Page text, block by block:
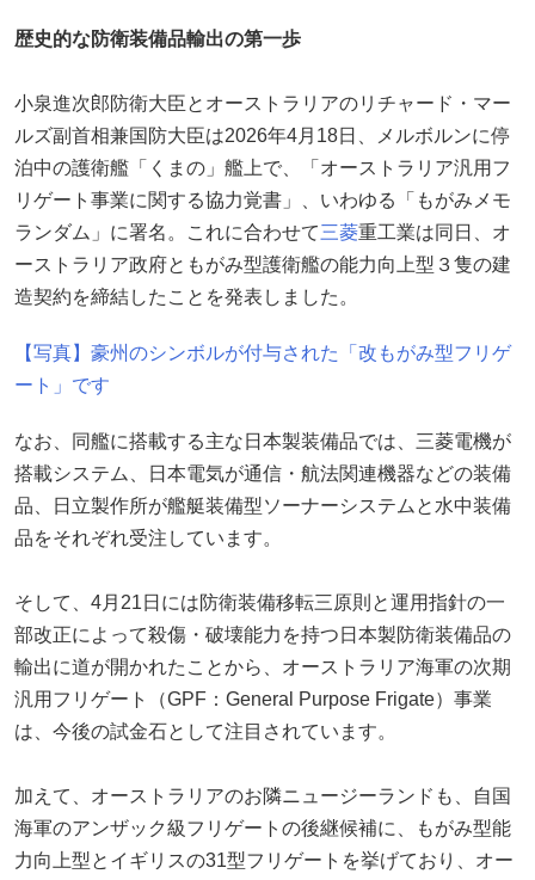
歴史的な防衛装備品輸出の第一歩
小泉進次郎防衛大臣とオーストラリアのリチャード・マー
ルズ副首相兼国防大臣は2026年4月18日、メルボルンに停
泊中の護衛艦「くまの」艦上で、「オーストラリア汎用フ
リゲート事業に関する協力覚書」、いわゆる「もがみメモ
ランダム」に署名。これに合わせて三菱重工業は同日、オ
ーストラリア政府ともがみ型護衛艦の能力向上型３隻の建
造契約を締結したことを発表しました。
【写真】豪州のシンボルが付与された「改もがみ型フリゲ
ート」です
なお、同艦に搭載する主な日本製装備品では、三菱電機が
搭載システム、日本電気が通信・航法関連機器などの装備
品、日立製作所が艦艇装備型ソーナーシステムと水中装備
品をそれぞれ受注しています。
そして、4月21日には防衛装備移転三原則と運用指針の一
部改正によって殺傷・破壊能力を持つ日本製防衛装備品の
輸出に道が開かれたことから、オーストラリア海軍の次期
汎用フリゲート（GPF：General Purpose Frigate）事業
は、今後の試金石として注目されています。
加えて、オーストラリアのお隣ニュージーランドも、自国
海軍のアンザック級フリゲートの後継候補に、もがみ型能
力向上型とイギリスの31型フリゲートを挙げており、オー